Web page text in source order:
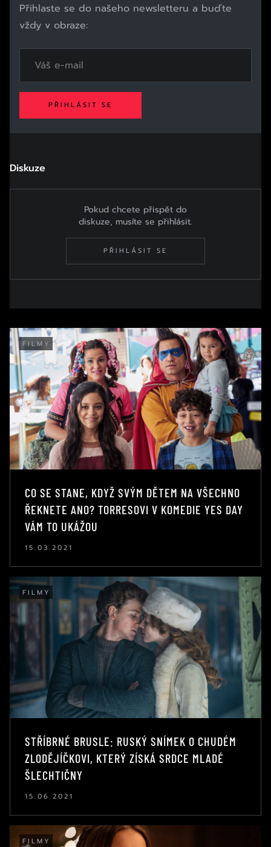
Přihlaste se do našeho newsletteru a buďte
vždy v obraze:
PŘIHLÁSIT SE
Diskuze
Pokud chcete přispět do
diskuze, musíte se přihlásit.
PŘIHLÁSIT SE
FILMY
CO SE STANE, KDYŽ SVÝM DĚTEM NA VŠECHNO
ŘEKNETE ANO? TORRESOVI V KOMEDIE YES DAY
VÁM TO UKÁŽOU
15.03.2021
FILMY
STŘÍBRNÉ BRUSLE: RUSKÝ SNÍMEK O CHUDÉM
ZLODĚJÍČKOVI, KTERÝ ZÍSKÁ SRDCE MLADÉ
ŠLECHTIČNY
15.06.2021
FILMY